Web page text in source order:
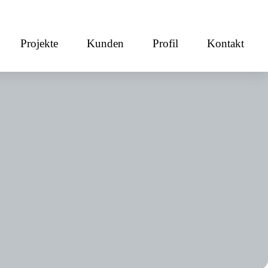
Projekte Kunden Profil Kontakt